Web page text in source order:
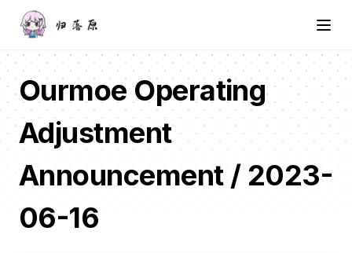
Ourmoe Operating
Adjustment
Announcement / 2023-
06-16